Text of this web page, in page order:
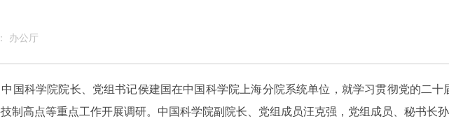
办公厅
中国科学院院长、党组书记侯建国在中国科学院上海分院系统单位，就学习贯彻党的二
制高点等重点工作开展调研。中国科学院副院长、党组成员汪克强，党组成员、秘书长